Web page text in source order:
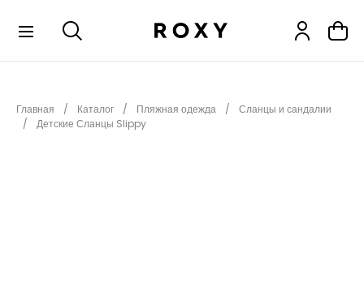
НОВИНКИ
Главная Каталог Пляжная одежда
Сланцы и сандалии
Детские Сланцы Slippy